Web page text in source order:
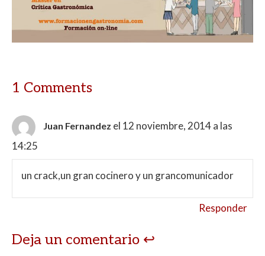
1 Comments
Juan Fernandez el 12 noviembre, 2014 a las
14:25
un crack,un gran cocinero y un grancomunicador
Responder
Deja un comentario